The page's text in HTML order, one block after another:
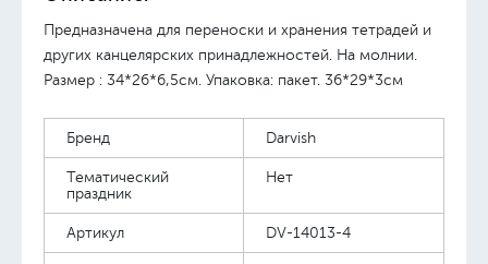
Предназначена для переноски и хранения тетрадей и
других канцелярских принадлежностей. На молнии.
Размер : 34*26*6,5см. Упаковка: пакет. 36*29*3см
Бренд Darvish
Тематический
праздник
Нет
Артикул DV-14013-4